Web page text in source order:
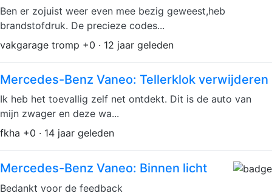
Ben er zojuist weer even mee bezig geweest,heb
brandstofdruk. De precieze codes...
vakgarage tromp +0 · 12 jaar geleden
Mercedes-Benz Vaneo: Tellerklok verwijderen
Ik heb het toevallig zelf net ontdekt. Dit is de auto van
mijn zwager en deze wa...
fkha +0 · 14 jaar geleden
Mercedes-Benz Vaneo: Binnen licht
Bedankt voor de feedback